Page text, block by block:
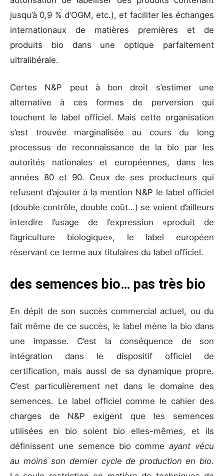
jusqu’à 0,9 % d’OGM, etc.), et faciliter les échanges
internationaux de matières premières et de
produits bio dans une optique parfaitement
ultralibérale.
Certes N&P peut à bon droit s’estimer une
alternative à ces formes de perversion qui
touchent le label officiel. Mais cette organisation
s’est trouvée marginalisée au cours du long
processus de reconnaissance de la bio par les
autorités nationales et européennes, dans les
années 80 et 90. Ceux de ses producteurs qui
refusent d’ajouter à la mention N&P le label officiel
(double contrôle, double coût…) se voient d’ailleurs
interdire l’usage de l’expression «produit de
l’agriculture biologique», le label européen
réservant ce terme aux titulaires du label officiel.
des semences bio… pas très bio
En dépit de son succès commercial actuel, ou du
fait même de ce succès, le label mène la bio dans
une impasse. C’est la conséquence de son
intégration dans le dispositif officiel de
certification, mais aussi de sa dynamique propre.
C’est particulièrement net dans le domaine des
semences. Le label officiel comme le cahier des
charges de N&P exigent que les semences
utilisées en bio soient bio elles-mêmes, et ils
définissent une semence bio commeayant vécu
au moins son dernier cycle de production en bio.